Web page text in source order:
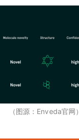
（图源：Enveda官网）